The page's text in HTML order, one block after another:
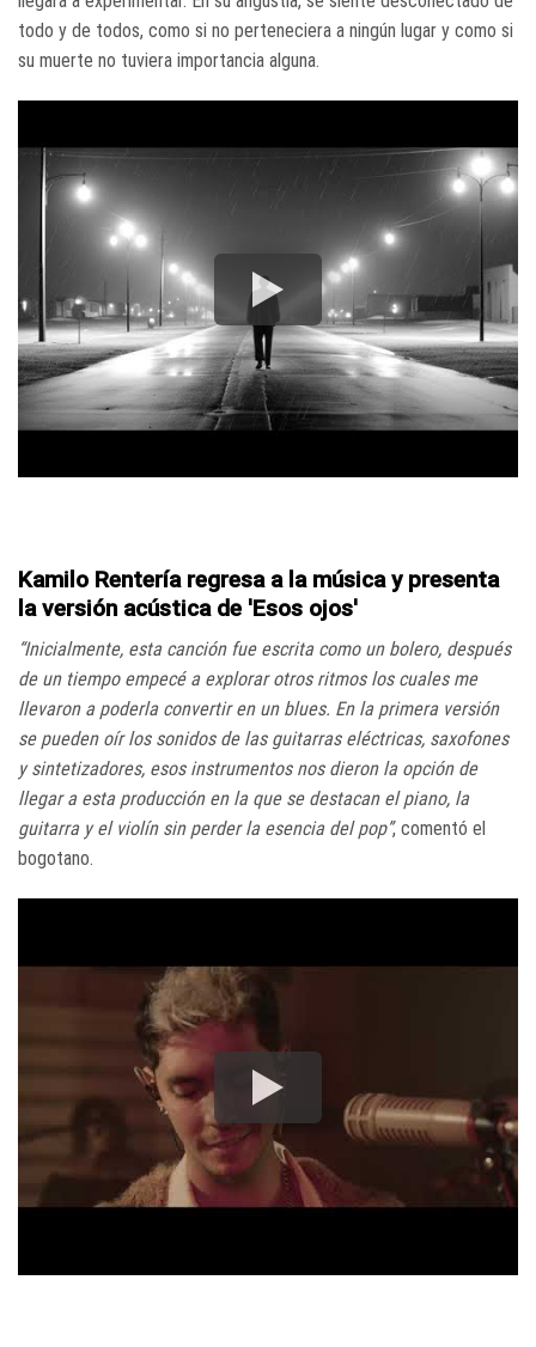
todo y de todos, como si no perteneciera a ningún lugar y como si
su muerte no tuviera importancia alguna.
Kamilo Rentería regresa a la música y presenta
la versión acústica de 'Esos ojos'
“Inicialmente, esta canción fue escrita como un bolero, después
de un tiempo empecé a explorar otros ritmos los cuales me
llevaron a poderla convertir en un blues. En la primera versión
se pueden oír los sonidos de las guitarras eléctricas, saxofones
y sintetizadores, esos instrumentos nos dieron la opción de
llegar a esta producción en la que se destacan el piano, la
guitarra y el violín sin perder la esencia del pop”, comentó el
bogotano.